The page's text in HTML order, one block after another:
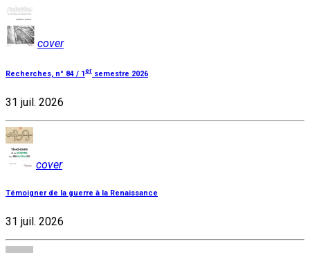
cover
Recherches, n° 84 / 1er semestre 2026
31 juil. 2026
cover
Témoigner de la guerre à la Renaissance
31 juil. 2026